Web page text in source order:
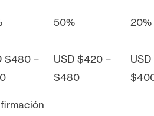
50% 20%
$480 –
USD $420 –
$480